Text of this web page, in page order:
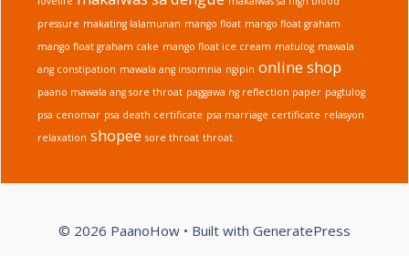
pressure makating lalamunan mango float mango float graham
mango float graham cake mango float ice cream matulog mawala
ang constipation mawala ang insomnia ngipin online shop
paano mawala ang sore throat paggawa ng reflection paper pagtulog
psa cenomar psa death certificate psa marriage certificate relasyon
relaxation shopee sore throat throat
© 2026 PaanoHow • Built with GeneratePress